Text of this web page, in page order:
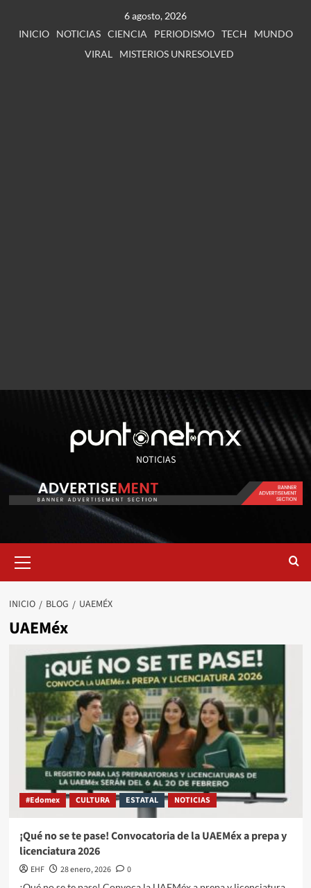
6 agosto, 2026
INICIO
NOTICIAS CIENCIA PERIODISMO TECH
MUNDO
VIRAL
MISTERIOS UNRESOLVED
NOTICIAS
INICIO BLOG UAEMÉX
UAEMéx
#Edomex CULTURA ESTATAL NOTICIAS
¡Qué no se te pase! Convocatoria de la UAEMéx a prepa y
licenciatura 2026
EHF 28 enero, 2026
0